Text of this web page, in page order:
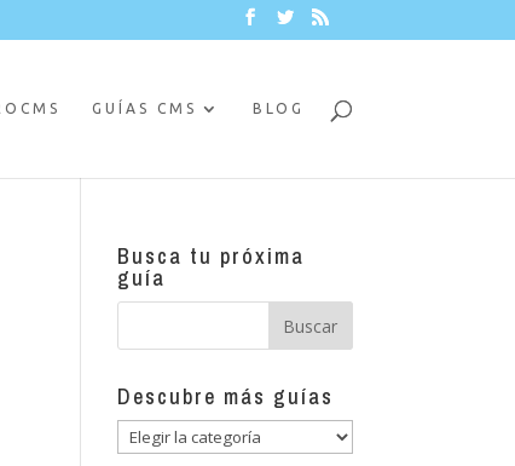
GUÍAS CMS BLOG
Busca tu próxima
guía
Descubre más guías
Descubre